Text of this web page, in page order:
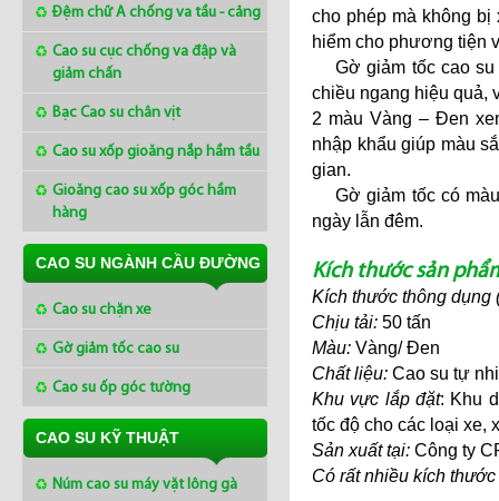
Đệm chữ A chống va tầu - cảng
Cao su cục chống va đập và
giảm chấn
Bạc Cao su chân vịt
Cao su xốp gioăng nắp hầm tầu
Gioăng cao su xốp góc hầm
hàng
CAO SU NGÀNH CẦU ĐƯỜNG
Cao su chặn xe
Gờ giảm tốc cao su
Cao su ốp góc tường
CAO SU KỸ THUẬT
Núm cao su máy vặt lông gà
cho phép mà không
hiểm cho phương tiện
Gờ giảm tốc cao su
chiều ngang hiệu quả,
2 màu Vàng – Đen
nhập khẩu giúp màu
gian.
Gờ giảm tốc có màu
ngày lẫn đêm.
Kích thước sản
Kích thước thông dụng
Chịu tải: 50 tấn
Màu: Vàng/ Đen
Chất liệu: Cao su tự
Khu vực lắp đặt: Khu
tốc độ cho các loại xe,
Sản xuất tại: Công ty
Có rất nhiều kích